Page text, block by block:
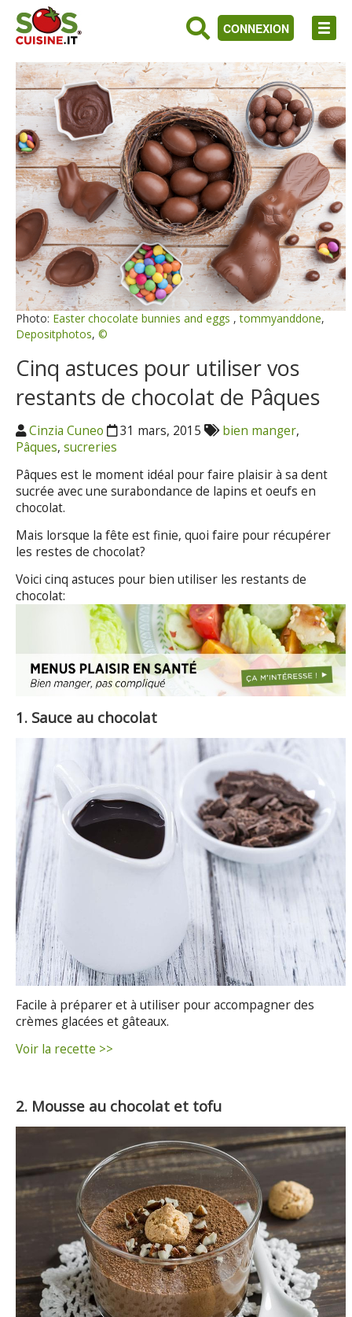
CONNEXION
Photo: Easter chocolate bunnies and eggs ,tommyanddone,
Depositphotos, ©
Cinq astuces pour utiliser vos
restants de chocolat de Pâques
Cinzia Cuneo 31 mars, 2015 bien manger,
Pâques, sucreries
Pâques est le moment idéal pour faire plaisir à sa dent
sucrée avec une surabondance de lapins et oeufs en
chocolat.
Mais lorsque la fête est finie, quoi faire pour récupérer
les restes de chocolat?
Voici cinq astuces pour bien utiliser les restants de
chocolat:
1. Sauce au chocolat
Facile à préparer et à utiliser pour accompagner des
crèmes glacées et gâteaux.
Voir la recette >>
2. Mousse au chocolat et tofu